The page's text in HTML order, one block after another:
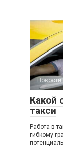
Новости
Какой
такси
Работа в
гибкому